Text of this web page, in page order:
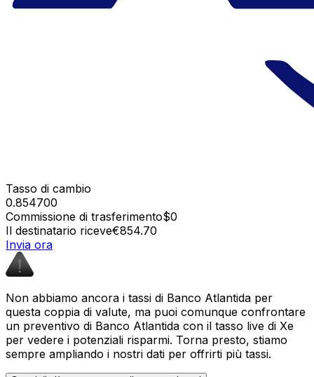
Tasso di cambio
0.854700
Commissione di trasferimento$0
Il destinatario riceve€854.70
Invia ora
Non abbiamo ancora i tassi di Banco Atlantida per
questa coppia di valute, ma puoi comunque confrontare
un preventivo di Banco Atlantida con il tasso live di Xe
per vedere i potenziali risparmi. Torna presto, stiamo
sempre ampliando i nostri dati per offrirti più tassi.